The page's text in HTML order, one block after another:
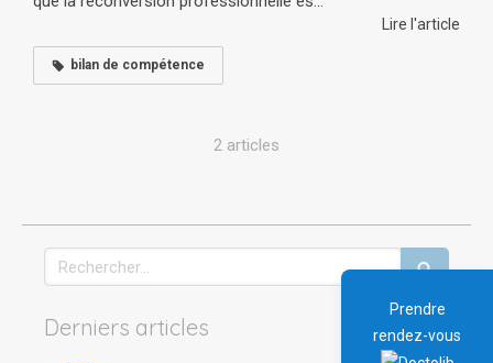
Lire l'article
bilan de compétence
2 articles
Rechercher
Derniers articles
Prendre
rendez-vous